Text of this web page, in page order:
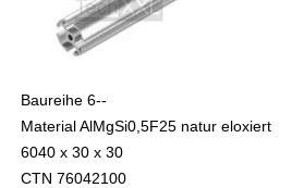
Baureihe 6--
Material AlMgSi0,5F25 natur eloxiert
6040 x 30 x 30
CTN 76042100